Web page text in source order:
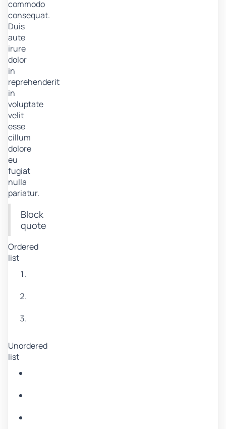
commodo
consequat.
Duis
aute
irure
dolor
in
reprehenderit
in
voluptate
velit
esse
cillum
dolore
eu
fugiat
nulla
pariatur.
Block
quote
Ordered
list
Unordered
list